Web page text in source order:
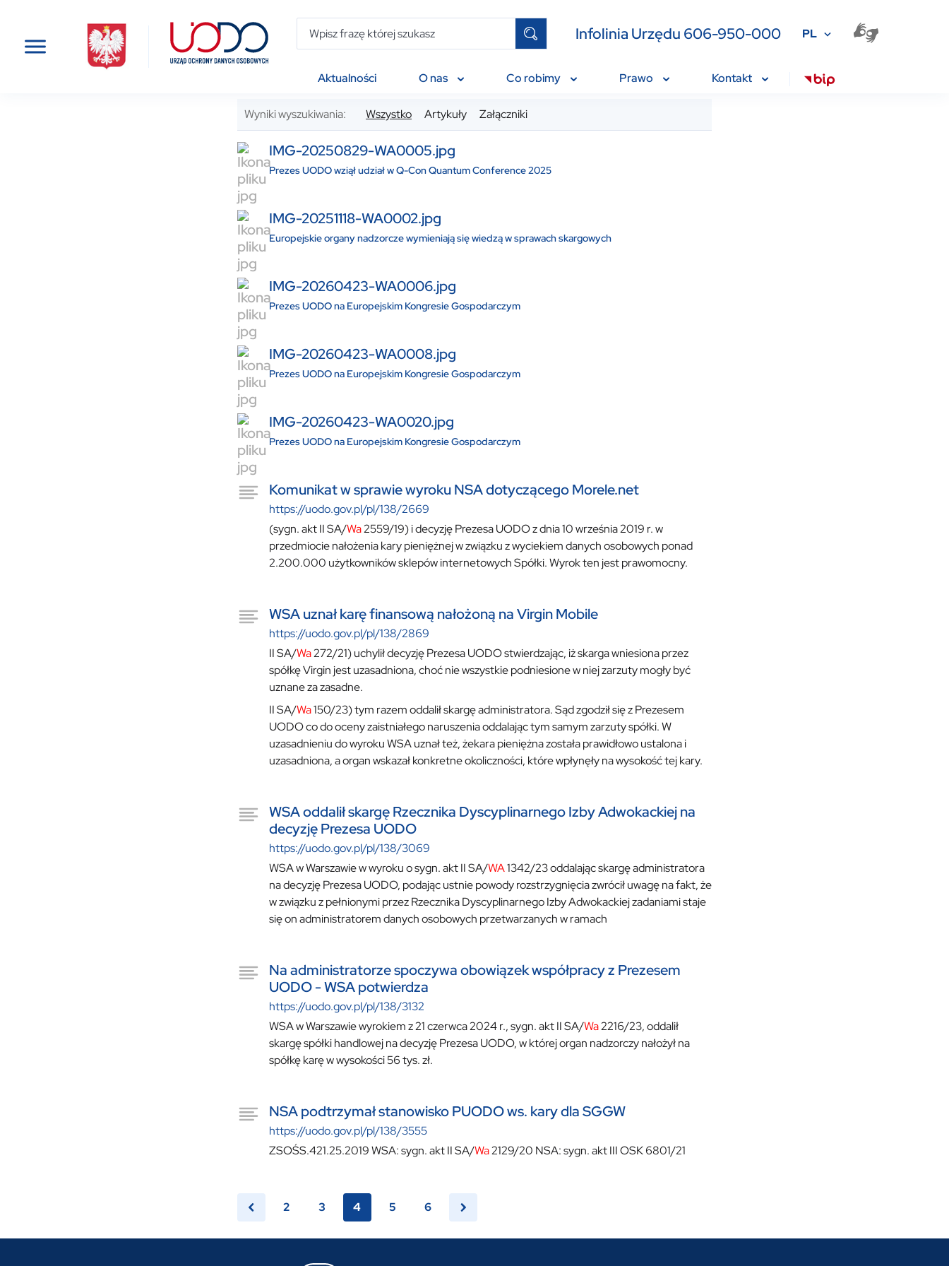
Infolinia Urzędu 606-950-000 PL
Aktualności O nas Co robimy Prawo Kontakt
Wyniki wyszukiwania: Wszystko Artykuły Załączniki
IMG-20250829-WA0005.jpg
Prezes UODO wziął udział w Q-Con Quantum Conference 2025
IMG-20251118-WA0002.jpg
Europejskie organy nadzorcze wymieniają się wiedzą w sprawach skargowych
IMG-20260423-WA0006.jpg
Prezes UODO na Europejskim Kongresie Gospodarczym
IMG-20260423-WA0008.jpg
Prezes UODO na Europejskim Kongresie Gospodarczym
IMG-20260423-WA0020.jpg
Prezes UODO na Europejskim Kongresie Gospodarczym
Komunikat w sprawie wyroku NSA dotyczącego Morele.net
https://uodo.gov.pl/pl/138/2669
(sygn. akt II SA/Wa2559/19) i decyzję Prezesa UODO z dnia 10 września 2019 r. w
przedmiocie nałożenia kary pieniężnej w związku z wyciekiem danych osobowych ponad
2.200.000 użytkowników sklepów internetowych Spółki. Wyrok ten jest prawomocny.
WSA uznał karę finansową nałożoną na Virgin Mobile
https://uodo.gov.pl/pl/138/2869
II SA/Wa272/21) uchylił decyzję Prezesa UODO stwierdzając, iż skarga wniesiona przez
spółkę Virgin jest uzasadniona, choć nie wszystkie podniesione w niej zarzuty mogły być
uznane za zasadne.
II SA/Wa150/23) tym razem oddalił skargę administratora. Sąd zgodził się z Prezesem
UODO co do oceny zaistniałego naruszenia oddalając tym samym zarzuty spółki. W
uzasadnieniu do wyroku WSA uznał też, żekara pieniężna została prawidłowo ustalona i
uzasadniona, a organ wskazał konkretne okoliczności, które wpłynęły na wysokość tej kary.
WSA oddalił skargę Rzecznika Dyscyplinarnego Izby Adwokackiej na
decyzję Prezesa UODO
https://uodo.gov.pl/pl/138/3069
WSA w Warszawie w wyroku o sygn. akt II SA/WA1342/23 oddalając skargę administratora
na decyzję Prezesa UODO, podając ustnie powody rozstrzygnięcia zwrócił uwagę na fakt, że
w związku z pełnionymi przez Rzecznika Dyscyplinarnego Izby Adwokackiej zadaniami staje
się on administratorem danych osobowych przetwarzanych w ramach
Na administratorze spoczywa obowiązek współpracy z Prezesem
UODO - WSA potwierdza
https://uodo.gov.pl/pl/138/3132
WSA w Warszawie wyrokiem z 21 czerwca 2024 r., sygn. akt II SA/Wa2216/23, oddalił
skargę spółki handlowej na decyzję Prezesa UODO, w której organ nadzorczy nałożył na
spółkę karę w wysokości 56 tys. zł.
NSA podtrzymał stanowisko PUODO ws. kary dla SGGW
https://uodo.gov.pl/pl/138/3555
ZSOŚS.421.25.2019 WSA: sygn. akt II SA/Wa2129/20 NSA: sygn. akt III OSK 6801/21
2 3 4 5 6